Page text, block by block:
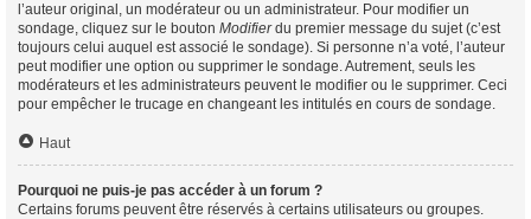
l’auteur original, un modérateur ou un administrateur. Pour modifier un
sondage, cliquez sur le bouton Modifierdu premier message du sujet (c’est
toujours celui auquel est associé le sondage). Si personne n’a voté, l’auteur
peut modifier une option ou supprimer le sondage. Autrement, seuls les
modérateurs et les administrateurs peuvent le modifier ou le supprimer. Ceci
pour empêcher le trucage en changeant les intitulés en cours de sondage.
Haut
Pourquoi ne puis-je pas accéder à un forum ?
Certains forums peuvent être réservés à certains utilisateurs ou groupes.